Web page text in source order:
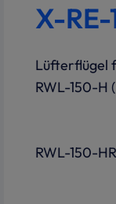
X-RE-
Lüfterflügel
RWL-150-H
RWL-150-HR